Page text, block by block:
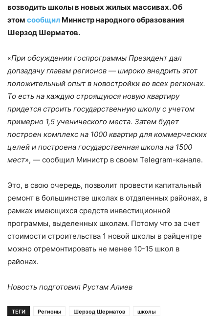
возводить школы в новых жилых массивах. Об
этом сообщил Министр народного образования
Шерзод Шерматов.
«При обсуждении госпрограммы Президент дал
допзадачу главам регионов — широко внедрить этот
положительный опыт в новостройки во всех регионах.
То есть на каждую строящуюся новую квартиру
придется строить государственную школу с учетом
примерно 1,5 ученического места. Затем будет
построен комплекс на 1000 квартир для коммерческих
целей и построена государственная школа на 1500
мест», — сообщил Министр в своем Telegram-канале.
Это, в свою очередь, позволит провести капитальный
ремонт в большинстве школах в отдаленных районах, в
рамках имеющихся средств инвестиционной
программы, выделенных школам. Потому что за счет
стоимости строительства 1 новой школы в райцентре
можно отремонтировать не менее 10-15 школ в
районах.
Новость подготовил Рустам Алиев
ТЕГИ Регионы Шерзод Шерматов школы